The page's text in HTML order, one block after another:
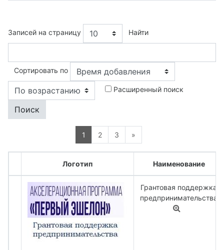
Записей на страницу Найти
Сортировать по
Расширенный поиск
1 Страница 1
2Страница 2
3 Страница 3
»
Логотип Наименование
Грантовая поддержка
предпринимательства